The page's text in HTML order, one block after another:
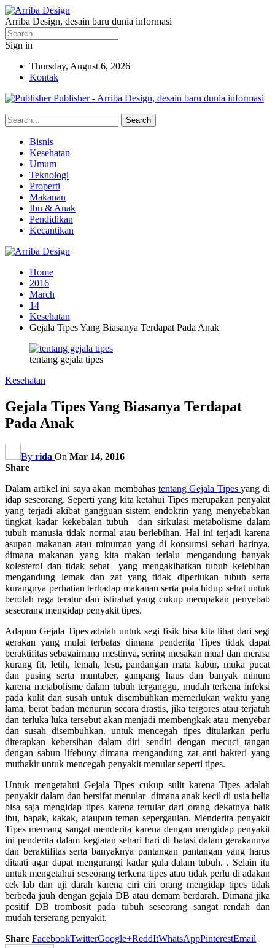
Arriba Design, desain baru dunia informasi
Sign in
Thursday, August 6, 2026
Kontak
Publisher - Arriba Design, desain baru dunia informasi
Bisnis
Kesehatan
Umum
Teknologi
Properti
Makanan
Ibu & Anak
Pendidikan
Kecantikan
Home
2016
March
14
Kesehatan
Gejala Tipes Yang Biasanya Terdapat Pada Anak
tentang gejala tipes
Kesehatan
Gejala Tipes Yang Biasanya Terdapat
Pada Anak
By rida On Mar 14, 2016
Share
Dalam artikel ini saya akan membahas tentang Gejala Tipesyang di
idap seseorang. Seperti yang kita ketahui Tipes merupakan penyakit
yang terjadi akibat gangguan sistem endokrin yang menyebabkan
tingkat kadar kekebalan tubuh dan sirkulasi metabolisme dalam
tubuh manusia tidak normal atau berlebihan. Hal ini terjadi karena
asupan makanan atau minuman yang di konsumsi sehari harinya,
dimana makanan yang kita makan terlalu mengandung banyak
kolesterol dan tidak sehat yang mengakibatkan tubuh kelebihan
mengandung lemak dan zat yang tidak diperlukan tubuh serta
kurangnya perhatian terhadap makanan serta pola hidup sehat untuk
berolah raga teratur dan istirahat yang cukup merupakan penyebab
seseorang mengidap penyakit tipes.
Adapun Gejala Tipes adalah untuk segi fisik bisa kita lihat dari segi
gerakan yang mulai terbatas dimana penderita Tipes tidak dapat
beraktifitas sebagaimana mestinya, sering mesakan mual dan merasa
kurang fit, letih, lemah, lesu, pandangan mata kabur, muka pucat
dan pusing serta muntaber, gampang haus dan banyak minum
karena metabolisme dalam tubuh terganggu, mudah terkena infeksi
pada kulit dan susah untuk disembuhkan memerlukan waktu yang
lama, berat badan menurun secara drastis, jika tergores atau terjatuh
dan terluka luka tersebut akan menjadi membengkak atau menyebar
dan susah disembuhkan. untuk mencegah tipes ditularkan perlu
diterapkan kebersihan dalam diri sendiri dengan mecuci tangan
dengan sabun lifebuoy dimana mengandung zat anti bakteri yang
muthakir untuk mencegah penyakit menular seperti tipes.
Untuk mengetahui Gejala Tipes cukup sulit karena Tipes adalah
penyakit dalam dan bersifat menular dimana anak kecil di usia belia
bisa saja mengidap tipes karena tertular dari orang dekatnya baik
ibu, bapak, kakak, ataupun teman sepergaulan. Menderita penyakit
Tipes memang sangat menderita karena dengan mengidap penyakit
ini penderita dalam kegiatan sehari hari di batasi dalam gerakannya
dan beraktifitas serta banyaknya pantangan pantangan yang harus
ditaati agar dapat mengurangi kadar gula dalam tubuh. . Selain itu
untuk mengetahui seseorang terkena tipes atau tidak perlu di adakan
cek lab dan uji darah karena ciri ciri orang mengidap tipes tidak
berbeda jauh dengan gejala DB atau demam berdarah. Dimana jika
positif DB trombosit pada tubuh seseorang sangat rendah dan
mudah terserang penyakit.
Share FacebookTwitterGoogle+ReddItWhatsAppPinterestEmail